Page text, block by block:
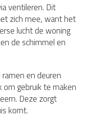
ventileren. Dit
zich mee, want het
lucht de woning
de schimmel en
en deuren
gebruik te maken
Deze zorgt
komt.